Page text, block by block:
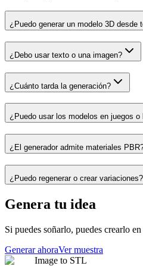
¿Puedo generar un modelo 3D desde
¿Debo usar texto o una imagen?
¿Cuánto tarda la generación?
¿Puedo usar los modelos en juegos o
¿El generador admite materiales
¿Puedo regenerar o crear variaciones?
Genera tu idea
Si puedes soñarlo, puedes crearlo
Generar ahoraVer muestra
Image to STL